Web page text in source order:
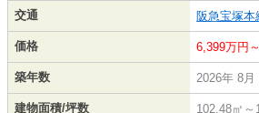
交通 阪急宝塚本
価格 6,399万円
築年数 2026年 8月
建物面積/坪数 102.48㎡